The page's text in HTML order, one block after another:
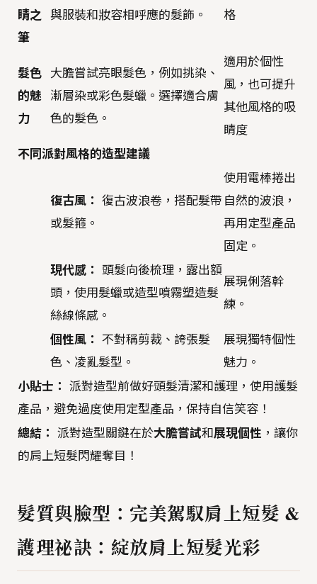
睛之
筆
與服裝和妝容相呼應的髮飾。
格
髮色
的魅
力
大膽嘗試亮眼髮色，例如挑染、
漸層染或彩色髮蠟。選擇適合膚
色的髮色。
適用於個性
風，也可提升
其他風格的吸
睛度
不同派對風格的造型建議
復古風： 復古波浪卷，搭配髮帶
或髮箍。
使用電棒捲出
自然的波浪，
再用定型產品
固定。
現代感： 頭髮向後梳理，露出額
頭，使用髮蠟或造型噴霧塑造髮
絲線條感。
展現俐落幹
練。
個性風： 不對稱剪裁、誇張髮
色、凌亂髮型。
展現獨特個性
魅力。
小貼士： 派對造型前做好頭髮清潔和護理，使用護髮
產品，避免過度使用定型產品，保持自信笑容！
總結： 派對造型關鍵在於大膽嘗試和展現個性 ，讓你
的肩上短髮閃耀奪目！
髮質與臉型：完美駕馭肩上短髮 &
護理祕訣：綻放肩上短髮光彩